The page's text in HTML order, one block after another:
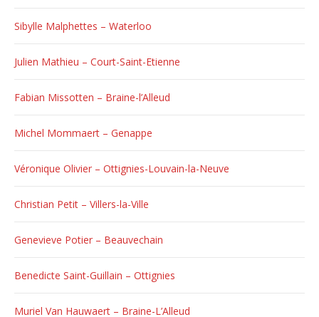
Sibylle Malphettes – Waterloo
Julien Mathieu – Court-Saint-Etienne
Fabian Missotten – Braine-l’Alleud
Michel Mommaert – Genappe
Véronique Olivier – Ottignies-Louvain-la-Neuve
Christian Petit – Villers-la-Ville
Genevieve Potier – Beauvechain
Benedicte Saint-Guillain – Ottignies
Muriel Van Hauwaert – Braine-L’Alleud